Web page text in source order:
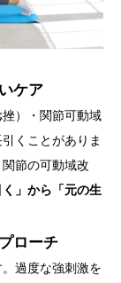
ケア
）・関節可動域
くことがありま
節の可動域改
く」から「元の生
ローチ
過度な強刺激を